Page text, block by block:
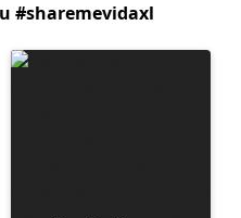
#sharemevidaxl